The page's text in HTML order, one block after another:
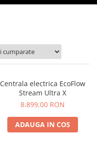
Centrala electrica EcoFlow
Stream Ultra X
8.899,00 RON
ADAUGA IN COS